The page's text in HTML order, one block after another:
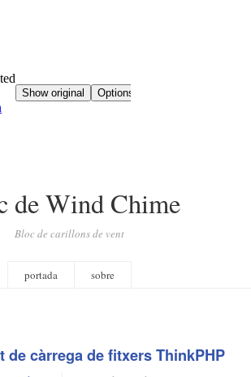
de Wind Chime
Bloc de carillons de vent
portada sobre
de càrrega de fitxers ThinkPHP